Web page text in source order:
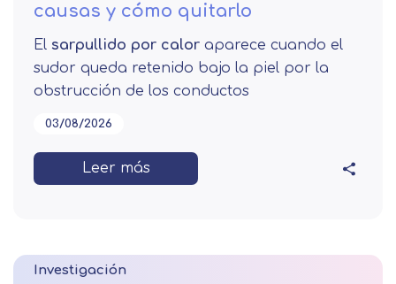
causas y cómo quitarlo
El sarpullido por calor aparece cuando el
sudor queda retenido bajo la piel por la
obstrucción de los conductos
03/08/2026
Leer más
Investigación